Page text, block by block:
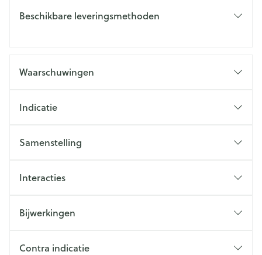
Beschikbare leveringsmethoden
Waarschuwingen
Indicatie
Samenstelling
Interacties
Bijwerkingen
Contra indicatie